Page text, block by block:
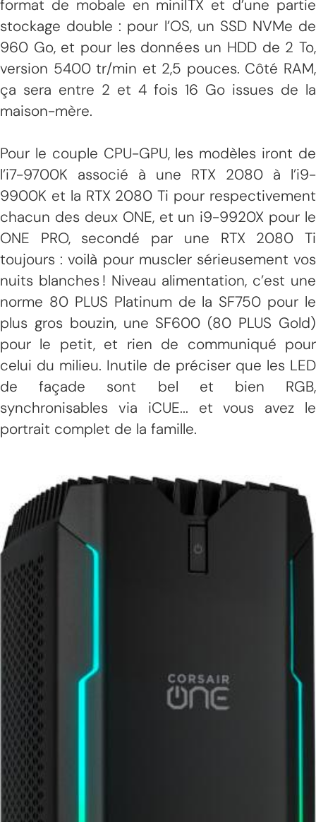
format de mobale en miniITX et d’une partie
stockage double : pour l’OS, un SSD NVMe de
960 Go, et pour les données un HDD de 2 To,
version 5400 tr/min et 2,5 pouces. Côté RAM,
ça sera entre 2 et 4 fois 16 Go issues de la
maison-mère.
Pour le couple CPU-GPU, les modèles iront de
l’i7-9700K associé à une RTX 2080 à l’i9-
9900K et la RTX 2080 Ti pour respectivement
chacun des deux ONE, et un i9-9920X pour le
ONE PRO, secondé par une RTX 2080 Ti
toujours : voilà pour muscler sérieusement vos
nuits blanches ! Niveau alimentation, c’est une
norme 80 PLUS Platinum de la SF750 pour le
plus gros bouzin, une SF600 (80 PLUS Gold)
pour le petit, et rien de communiqué pour
celui du milieu. Inutile de préciser que les LED
de façade sont bel et bien RGB,
synchronisables via iCUE... et vous avez le
portrait complet de la famille.